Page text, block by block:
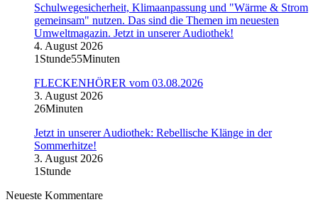
Schulwegesicherheit, Klimaanpassung und "Wärme & Strom
gemeinsam" nutzen. Das sind die Themen im neuesten
Umweltmagazin. Jetzt in unserer Audiothek!
4. August 2026
1Stunde55Minuten
FLECKENHÖRER vom 03.08.2026
3. August 2026
26Minuten
Jetzt in unserer Audiothek: Rebellische Klänge in der
Sommerhitze!
3. August 2026
1Stunde
Neueste Kommentare